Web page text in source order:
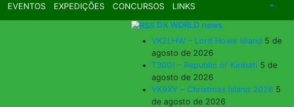
EVENTOS EXPEDIÇÕES CONCURSOS
LINKS
DX WORLD news
VK2LHW – Lord Howe Island 5 de
agosto de 2026
T30GI – Republic of Kiribati 5 de
agosto de 2026
VK9XY – Christmas Island 2026 5
de agosto de 2026